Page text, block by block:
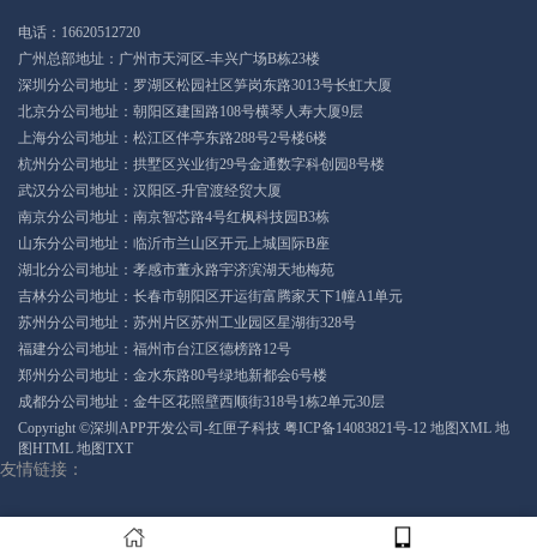
电话：16620512720
广州总部地址：广州市天河区-丰兴广场B栋23楼
深圳分公司地址：罗湖区松园社区笋岗东路3013号长虹大厦
北京分公司地址：朝阳区建国路108号横琴人寿大厦9层
上海分公司地址：松江区伴亭东路288号2号楼6楼
杭州分公司地址：拱墅区兴业街29号金通数字科创园8号楼
武汉分公司地址：汉阳区-升官渡经贸大厦
南京分公司地址：南京智芯路4号红枫科技园B3栋
山东分公司地址：临沂市兰山区开元上城国际B座
湖北分公司地址：孝感市董永路宇济滨湖天地梅苑
吉林分公司地址：长春市朝阳区开运街富腾家天下1幢A1单元
苏州分公司地址：苏州片区苏州工业园区星湖街328号
福建分公司地址：福州市台江区德榜路12号
郑州分公司地址：金水东路80号绿地新都会6号楼
成都分公司地址：金牛区花照壁西顺街318号1栋2单元30层
Copyright ©深圳APP开发公司-红匣子科技 粤ICP备14083821号-12 地图XML 地
图HTML 地图TXT
友情链接：